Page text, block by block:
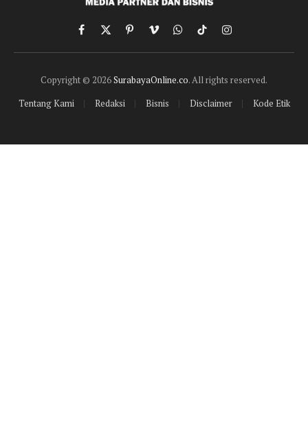
Facebook
X
(Twitter)
PinterestVimeoWhatsApp
TikTokInstagram
Copyright © 2026SurabayaOnline.co. All rights reserved.
Tentang Kami
Redaksi Bisnis Disclaimer Kode Etik